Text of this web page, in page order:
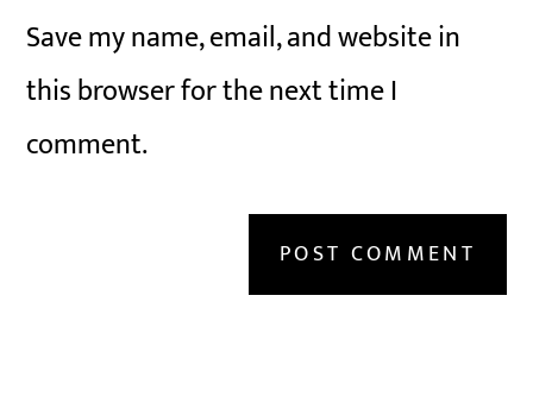
Save my name, email, and website in
this browser for the next time I
comment.